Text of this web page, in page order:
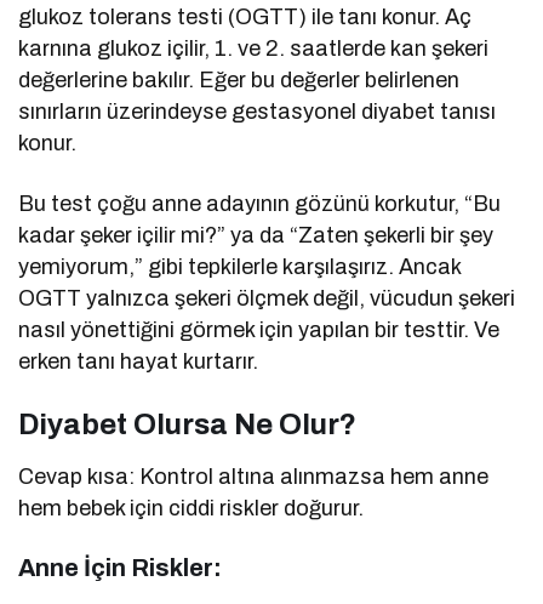
glukoz tolerans testi (OGTT) ile tanı konur. Aç
karnına glukoz içilir, 1. ve 2. saatlerde kan şekeri
değerlerine bakılır. Eğer bu değerler belirlenen
sınırların üzerindeyse gestasyonel diyabet tanısı
konur.
Bu test çoğu anne adayının gözünü korkutur, “Bu
kadar şeker içilir mi?” ya da “Zaten şekerli bir şey
yemiyorum,” gibi tepkilerle karşılaşırız. Ancak
OGTT yalnızca şekeri ölçmek değil, vücudun şekeri
nasıl yönettiğini görmek için yapılan bir testtir. Ve
erken tanı hayat kurtarır.
Diyabet Olursa Ne Olur?
Cevap kısa: Kontrol altına alınmazsa hem anne
hem bebek için ciddi riskler doğurur.
Anne İçin Riskler: